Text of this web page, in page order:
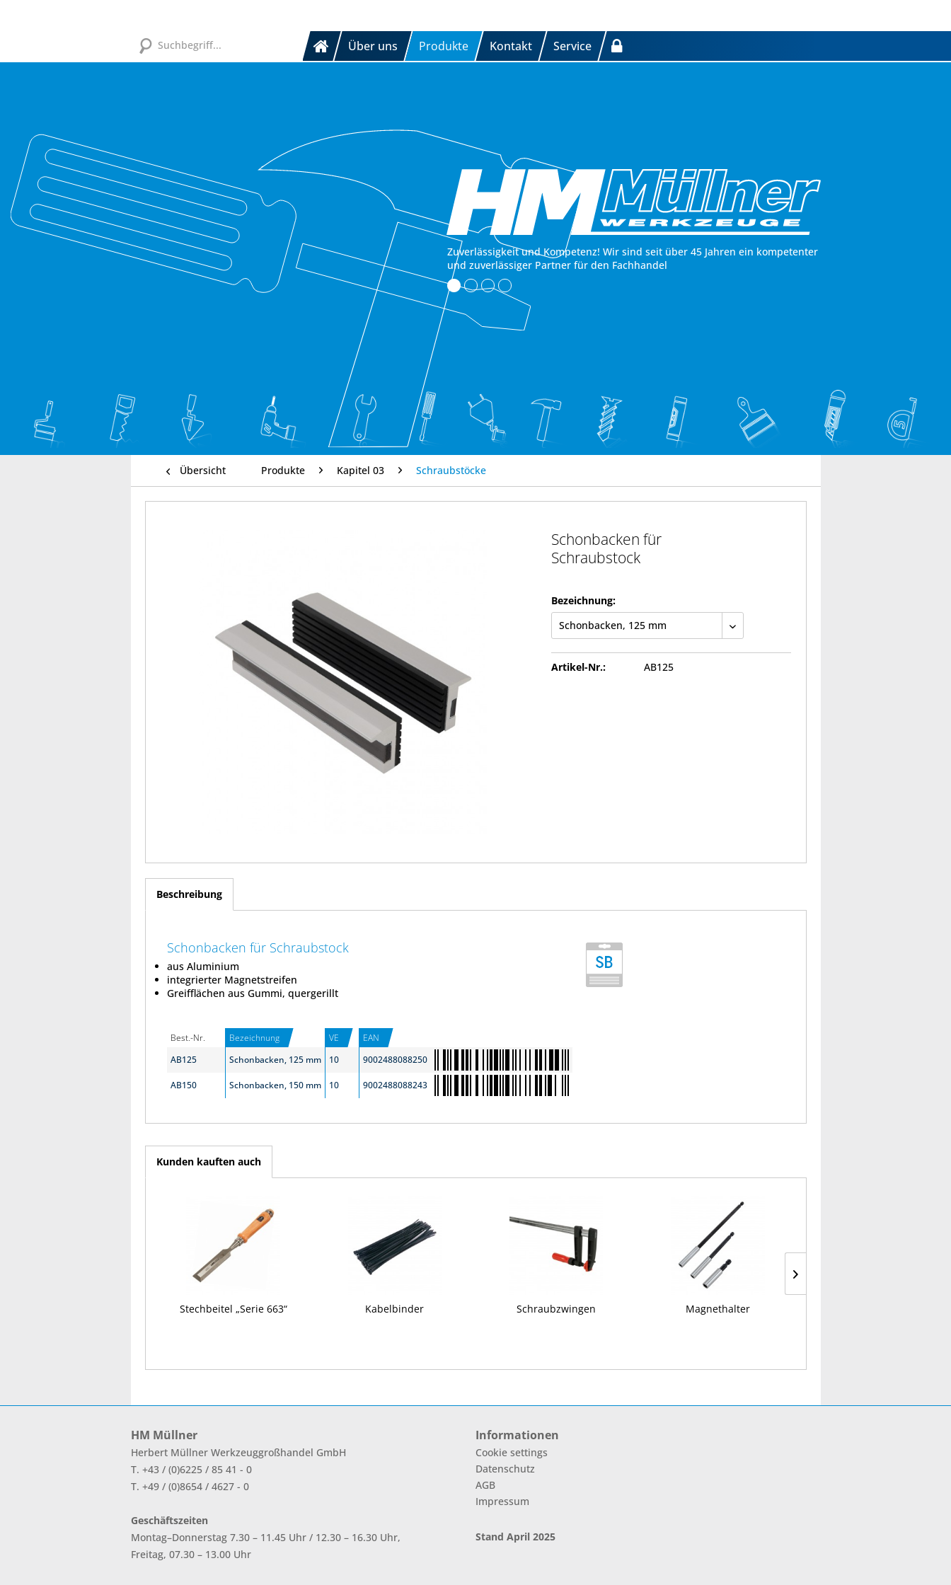
Über uns Produkte Kontakt Service
Zuverlässigkeit und Kompetenz! Wir sind seit über 45 Jahren ein kompetenter
und zuverlässiger Partner für den Fachhandel
Übersicht Produkte Kapitel 03 Schraubstöcke
Schonbacken für
Schraubstock
Bezeichnung:
Artikel-Nr.: AB125
Beschreibung
Schonbacken für Schraubstock
aus Aluminium
integrierter Magnetstreifen
Greifflächen aus Gummi, quergerillt
Best.-Nr. Bezeichnung VE
EAN
AB125
Schonbacken, 125 mm 10 9002488088250
AB150 Schonbacken, 150 mm 10 9002488088243
Kunden kauften auch
Stechbeitel „Serie 663“ Kabelbinder Schraubzwingen Magnethalter
HM Müllner
Herbert Müllner Werkzeuggroßhandel GmbH
T. +43 / (0)6225 / 85 41 - 0
T. +49 / (0)8654 / 4627 - 0
Geschäftszeiten
Montag–Donnerstag 7.30 – 11.45 Uhr / 12.30 – 16.30 Uhr,
Freitag, 07.30 – 13.00 Uhr
Informationen
Cookie settings
Datenschutz
AGB
Impressum
Stand April 2025